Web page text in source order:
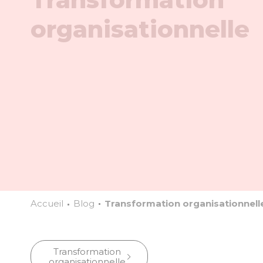
organisationnelle
Accueil Blog Transformation
Transformation